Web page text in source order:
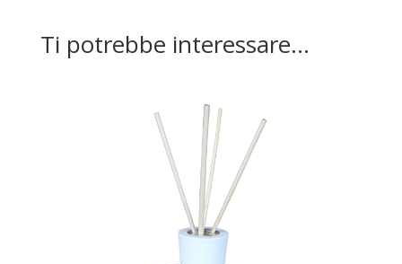
Ti potrebbe interessare…